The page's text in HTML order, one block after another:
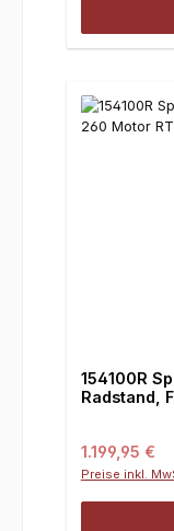
154100R
Radstand,
Regulärer
1.199,95 €
Preise inkl.